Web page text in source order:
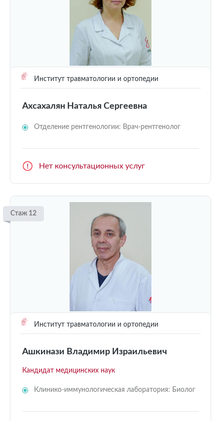
Институт травматологии и ортопедии
Ахсахалян Наталья Сергеевна
Отделение рентгенологии: Врач-рентгенолог
Нет консультационных услуг
Стаж 12
Институт травматологии и ортопедии
Ашкинази Владимир Израильевич
Кандидат медицинских наук
Клинико-иммунологическая лаборатория: Биолог